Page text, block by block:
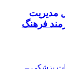
مدیریت
فرهنگ